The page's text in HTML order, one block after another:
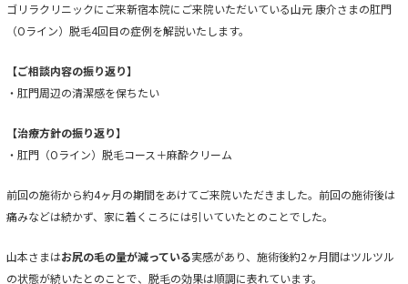
ゴリラクリニックにご来新宿本院にご来院いただいている山元 康介さまの肛門
（Oライン）脱毛4回目の症例を解説いたします。
【ご相談内容の振り返り】
・肛門周辺の清潔感を保ちたい
【治療方針の振り返り】
・肛門（Oライン）脱毛コース＋麻酔クリーム
前回の施術から約4ヶ月の期間をあけてご来院いただきました。前回の施術後は
痛みなどは続かず、家に着くころには引いていたとのことでした。
山本さまはお尻の毛の量が減っている実感があり、施術後約2ヶ月間はツルツル
の状態が続いたとのことで、脱毛の効果は順調に表れています。